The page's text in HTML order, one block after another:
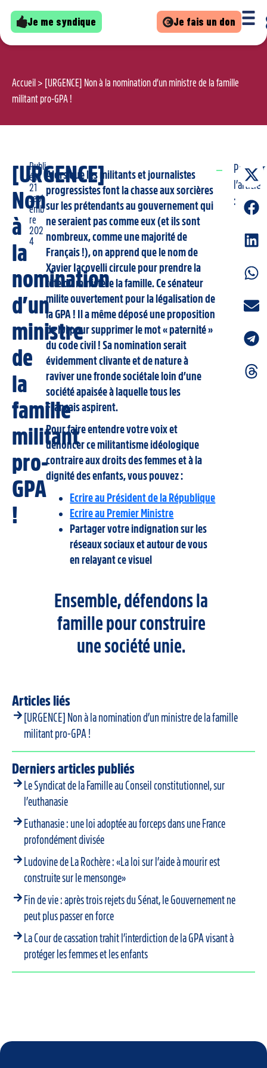
Je me syndique Je fais un don
Accueil > [URGENCE] Non à la nomination d’un ministre de la famille
militant pro-GPA !
Articles liés
[URGENCE] Non à la nomination d’un ministre de la famille
militant pro-GPA !
Derniers articles publiés
Le Syndicat de la Famille au Conseil constitutionnel, sur
l’euthanasie
Euthanasie : une loi adoptée au forceps dans une France
profondément divisée
Ludovine de La Rochère : «La loi sur l’aide à mourir est
construite sur le mensonge»
Fin de vie : après trois rejets du Sénat, le Gouvernement ne
peut plus passer en force
La Cour de cassation trahit l’interdiction de la GPA visant à
protéger les femmes et les enfants
[URGENCE]
Non
à
la
nomination
d’un
ministre
de
la
famille
militant
pro-
GPA
!
Publi
é le
21
sept
emb
re
202
4
Alors que les militants et journalistes
progressistes font la chasse aux sorcières
sur les prétendants au gouvernement qui
ne seraient pas comme eux (et ils sont
nombreux, comme une majorité de
Français !), on apprend que le nom de
Xavier Iacovelli circule pour prendre la
tête du ministère la famille. Ce sénateur
milite ouvertement pour la légalisation de
la GPA ! Il a même déposé une proposition
de loi pour supprimer le mot « paternité »
du code civil ! Sa nomination serait
évidemment clivante et de nature à
raviver une fronde sociétale loin d’une
société apaisée à laquelle tous les
Français aspirent.
Pour faire entendre votre voix et
dénoncer ce militantisme idéologique
contraire aux droits des femmes et à la
dignité des enfants, vous pouvez :
Ecrire au Président de la République
Ecrire au Premier Ministre
Partager votre indignation sur les
réseaux sociaux et autour de vous
en relayant ce visuel
Ensemble, défendons la
famille pour construire
une société unie.
Partager
l’article
: